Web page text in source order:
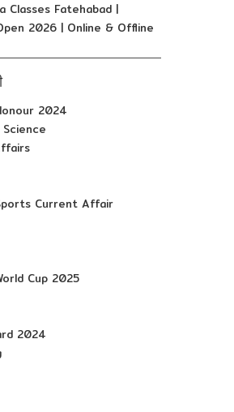
Classes Fatehabad |
2026 | Online & Offline
2024
Current Affair
Cup 2025
2024